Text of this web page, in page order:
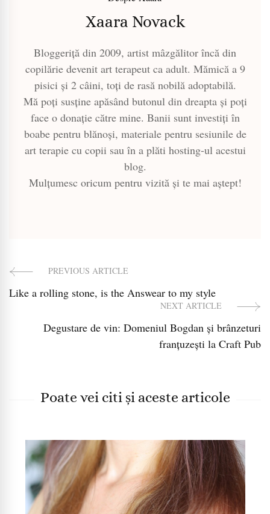
Xaara Novack
Bloggeriță din 2009, artist mâzgălitor încă din
copilărie devenit art terapeut ca adult. Mămică a 9
pisici și 2 câini, toți de rasă nobilă adoptabilă.
Mă poți susține apăsând butonul din dreapta și poți
face o donație către mine. Banii sunt investiți în
boabe pentru blănoși, materiale pentru sesiunile de
art terapie cu copii sau în a plăti hosting-ul acestui
blog.
Mulțumesc oricum pentru vizită și te mai aștept!
PostPREVIOUS ARTICLE
Like a rolling stone, is the Answear to my style
NEXT ARTICLE
Degustare de vin: Domeniul Bogdan și brânzeturi
franțuzești la Craft Pub
Poate vei citi și aceste articole